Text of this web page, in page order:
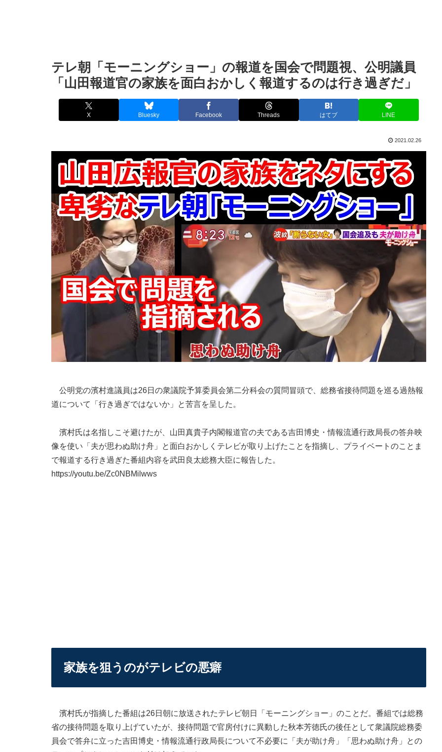
テレ朝「モーニングショー」の報道を国会で問題視、公明議員
「山田報道官の家族を面白おかしく報道するのは行き過ぎだ」
X Bluesky Facebook Threads はてブ LINE
2021.02.26
公明党の濱村進議員は26日の衆議院予算委員会第二分科会の質問冒頭で、総務省接待問題を巡る過熱報
道について「行き過ぎではないか」と苦言を呈した。
濱村氏は名指しこそ避けたが、山田真貴子内閣報道官の夫である吉田博史・情報流通行政局長の答弁映
像を使い「夫が思わぬ助け舟」と面白おかしくテレビが取り上げたことを指摘し、プライベートのことま
で報道する行き過ぎた番組内容を武田良太総務大臣に報告した。
https://youtu.be/Zc0NBMilwws
家族を狙うのがテレビの悪癖
濱村氏が指摘した番組は26日朝に放送されたテレビ朝日「モーニングショー」のことだ。番組では総務
省の接待問題を取り上げていたが、接待問題で官房付けに異動した秋本芳徳氏の後任として衆議院総務委
員会で答弁に立った吉田博史・情報流通行政局長について不必要に「夫が助け舟」「思わぬ助け舟」との